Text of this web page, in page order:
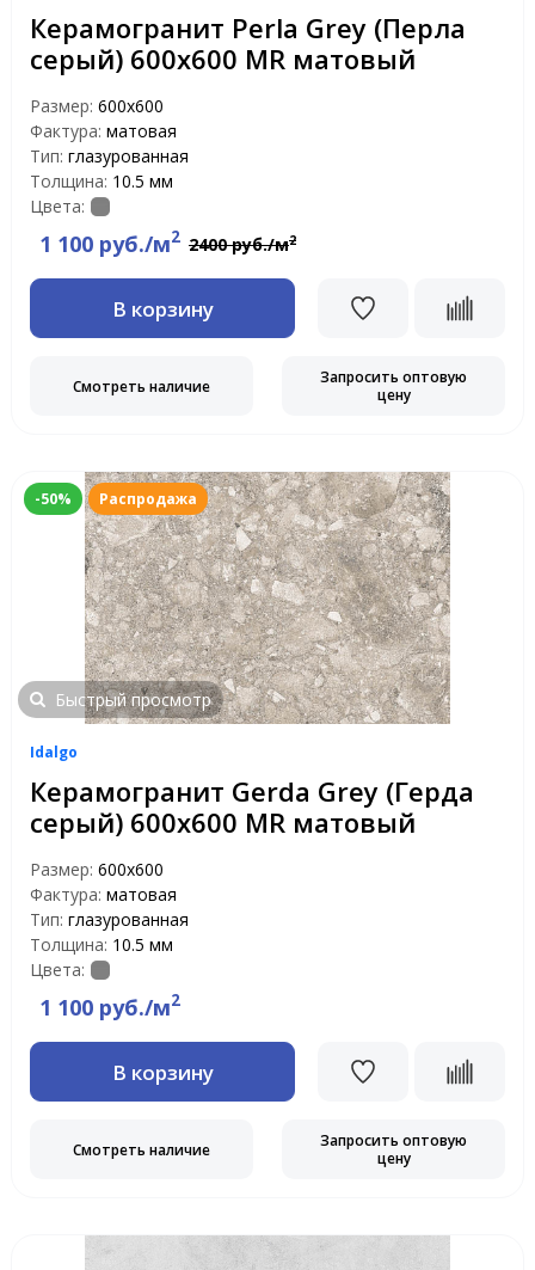
Керамогранит Perla Grey (Перла
серый) 600х600 MR матовый
Размер: 600х600
Фактура: матовая
Тип: глазурованная
Толщина: 10.5 мм
Цвета:
1 100 руб./м2 2400 руб./м2
В корзину
Смотреть наличие
Запросить оптовую
цену
-50% Распродажа
Быстрый просмотр
Idalgo
Керамогранит Gerda Grey (Герда
серый) 600х600 MR матовый
Размер: 600х600
Фактура: матовая
Тип: глазурованная
Толщина: 10.5 мм
Цвета:
1 100 руб./м2
В корзину
Смотреть наличие
Запросить оптовую
цену